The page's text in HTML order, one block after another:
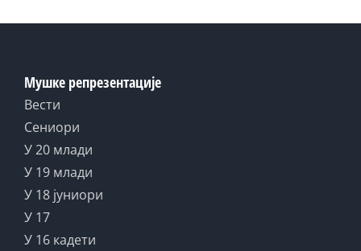
Мушке репрезентације
Вести
Сениори
У 20 млади
У 19 млади
У 18 јуниори
У 17
У 16 кадети